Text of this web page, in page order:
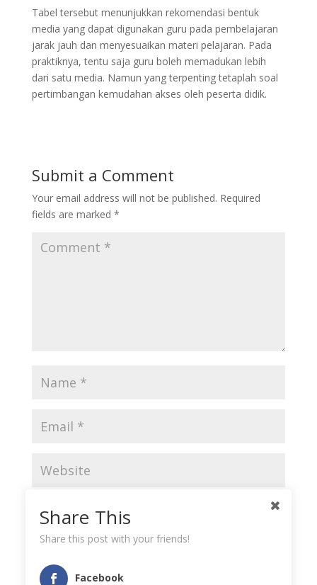
Tabel tersebut menunjukkan rekomendasi bentuk
media yang dapat digunakan guru pada pembelajaran
jarak jauh dan menyesuaikan materi pelajaran. Pada
praktiknya, tentu saja guru boleh memadukan lebih
dari satu media. Namun yang terpenting tetaplah soal
pertimbangan kemudahan akses oleh peserta didik.
Submit a Comment
Your email address will not be published. Required
fields are marked *
Save my name, email, and website in this browser
for the next time I comment.
Share This
Share this post with your friends!
Facebook